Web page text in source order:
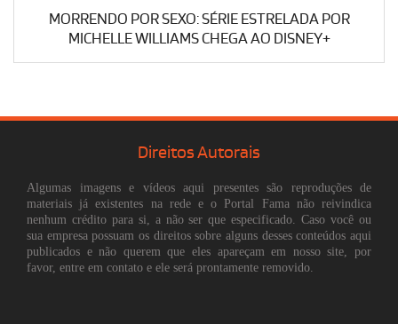
MORRENDO POR SEXO: SÉRIE ESTRELADA POR
MICHELLE WILLIAMS CHEGA AO DISNEY+
Direitos Autorais
Algumas imagens e vídeos aqui presentes são reproduções de
materiais já existentes na rede e o Portal Fama não reivindica
nenhum crédito para si, a não ser que especificado. Caso você ou
sua empresa possuam os direitos sobre alguns desses conteúdos aqui
publicados e não querem que eles apareçam em nosso site, por
favor, entre em contato e ele será prontamente removido.